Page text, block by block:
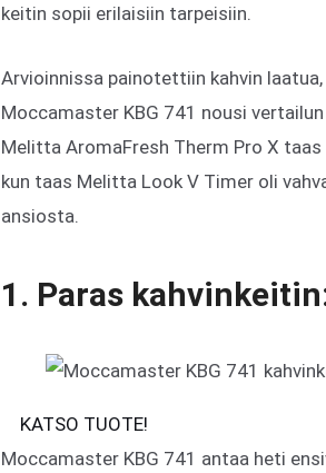
keitin sopii erilaisiin tarpeisiin.
Arvioinnissa painotettiin kahvin
Moccamaster KBG 741 nousi
Melitta AromaFresh Therm Pro X
kun taas Melitta Look V Timer oli
ansiosta.
1. Paras
KATSO TUOTE!
Moccamaster KBG 741 antaa heti